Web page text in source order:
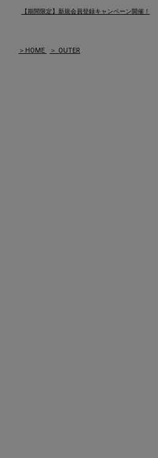
【期間限定】新規会員登録キャンペーン開催！
＞ HOME ＞ OUTER